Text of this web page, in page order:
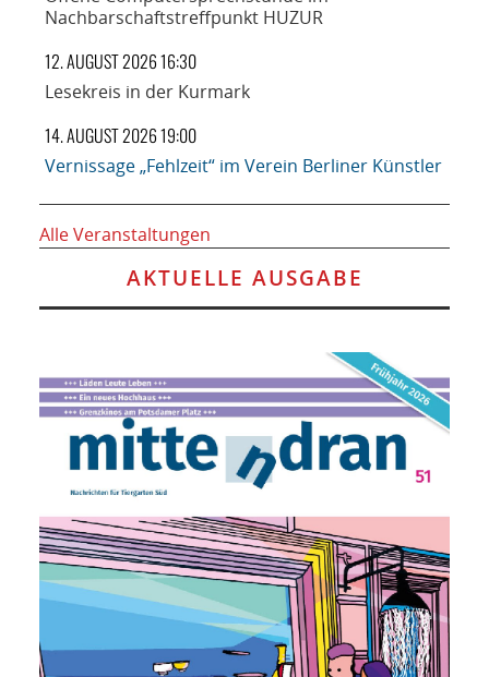
Nachbarschaftstreffpunkt HUZUR
12. AUGUST 2026 16:30
Lesekreis in der Kurmark
14. AUGUST 2026 19:00
Vernissage „Fehlzeit“ im Verein Berliner Künstler
Alle Veranstaltungen
AKTUELLE AUSGABE